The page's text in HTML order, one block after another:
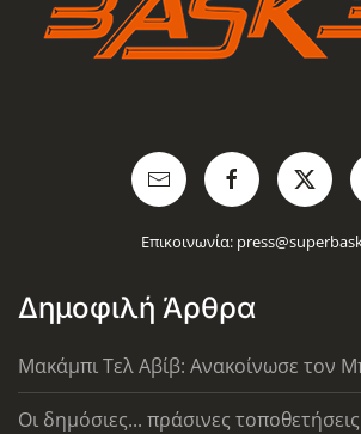
Επικοινωνία:
Δημοφιλή Άρθρα
Μακάμπι Τελ Αβίβ: Ανακοίνωσε τον
Οι δημόσιες... πράσινες